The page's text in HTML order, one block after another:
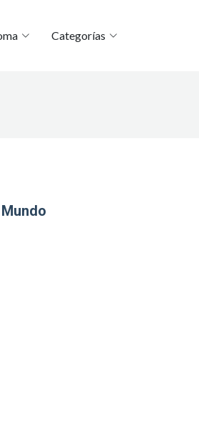
Categorías